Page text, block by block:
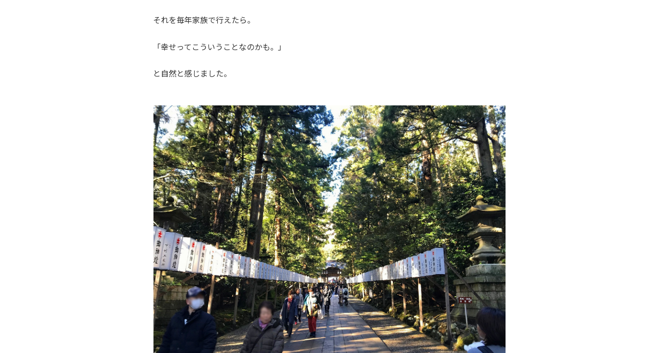
それを毎年家族で行えたら。
「幸せってこういうことなのかも。」
と自然と感じました。